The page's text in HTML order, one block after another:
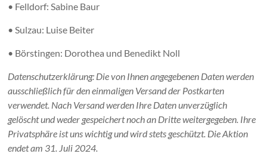
• Felldorf: Sabine Baur
• Sulzau: Luise Beiter
• Börstingen: Dorothea und Benedikt Noll
Datenschutzerklärung: Die von Ihnen angegebenen Daten werden
ausschließlich für den einmaligen Versand der Postkarten
verwendet. Nach Versand werden Ihre Daten unverzüglich
gelöscht und weder gespeichert noch an Dritte weitergegeben. Ihre
Privatsphäre ist uns wichtig und wird stets geschützt. Die Aktion
endet am 31. Juli 2024.